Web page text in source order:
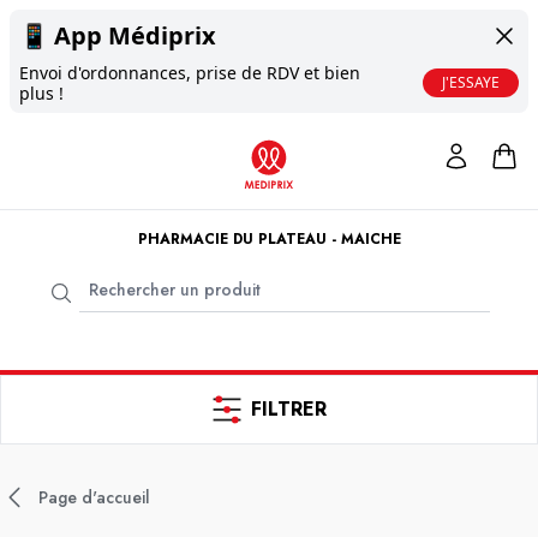
📱 App Médiprix
Envoi d'ordonnances, prise de RDV et bien
plus !
J'ESSAYE
PHARMACIE DU PLATEAU - MAICHE
FILTRER
Page d'accueil